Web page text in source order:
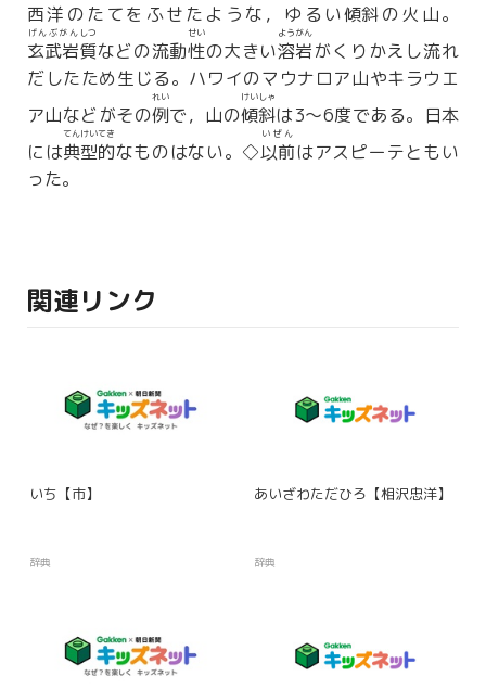
西洋のたてをふせたような，ゆるい傾斜の火山。
玄武岩
げんぶがん
質
しつ
などの流動性
せい
の大きい溶岩
ようがん
がくりかえし流れ
だしたため生じる。ハワイのマウナロア山やキラウエ
ア山などがその例
れい
で，山の傾斜
けいしゃ
は3〜6度である。日本
には典型的
てんけいてき
なものはない。◇以前
いぜん
はアスピーテともい
った。
関連リンク
いち【市】
辞典
あいざわただひろ【相沢忠洋】
辞典